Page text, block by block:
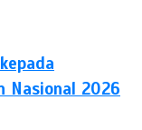
Nasional 2026